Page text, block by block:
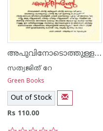
അപുവിനോടൊത്തുള്ള എന്റെ ദിനങ്ങള്‍
സത്യജിത് റേ
Green Books
Out of Stock
Rs 110.00